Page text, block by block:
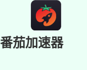
番茄加速器